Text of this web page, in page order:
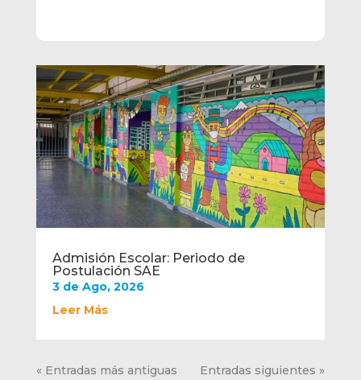
Admisión Escolar: Periodo de
Postulación SAE
3 de Ago, 2026
Leer Más
« Entradas más antiguas Entradas siguientes »